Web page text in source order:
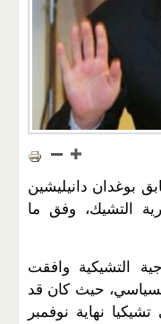
بوغدان دانيليشين
التشيك، وفق ما
التشيكية وافقت
حيث كان قد
نهاية نوفمبر